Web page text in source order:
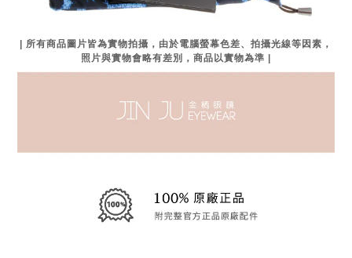
| 所有商品圖片皆為實物拍攝，由於電腦螢幕色差、拍攝光線等因素，
照片與實物會略有差別，商品以實物為準 |